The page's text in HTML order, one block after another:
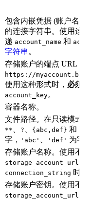
包含内嵌凭据 (账户名 +
的连接字符串。使用这
递 account_name 和
字符串 。
存储账户的端点 URL，
https://
使用这种形式时， 必须
account_key。
容器名称。
文件路径。在只读模式
** ? {abc,def} 和
字， 'abc' 'def' 为字
存储账户名称。使用不
storage_account_url
connection_string 时
存储账户密钥。使用不
storage_account_url